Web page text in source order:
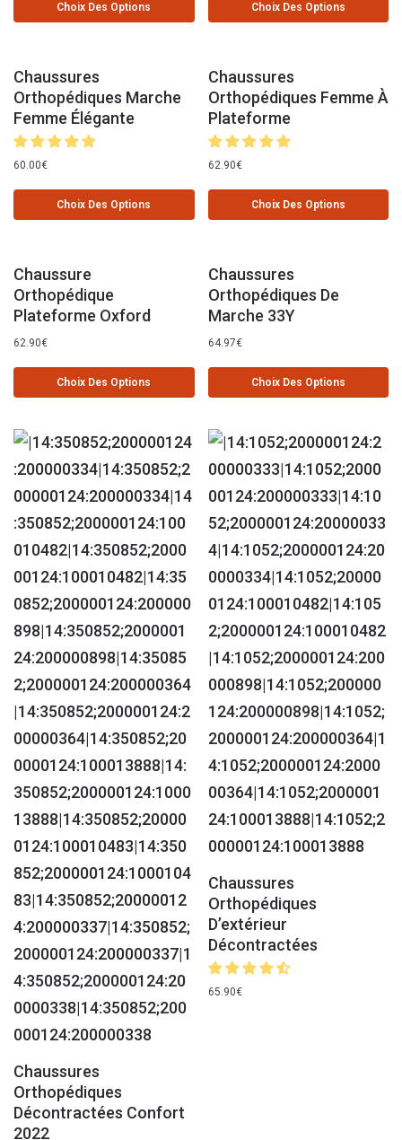
Choix Des Options Choix Des Options
Chaussures
Orthopédiques Marche
Femme Élégante
60.00€
Choix Des Options
Chaussures
Orthopédiques Femme À
Plateforme
62.90€
Choix Des Options
Chaussure
Orthopédique
Plateforme Oxford
62.90€
Choix Des Options
Chaussures
Orthopédiques De
Marche 33Y
64.97€
Choix Des Options
Chaussures
Orthopédiques
Décontractées Confort
2022
Chaussures
Orthopédiques
D’extérieur
Décontractées
65.90€